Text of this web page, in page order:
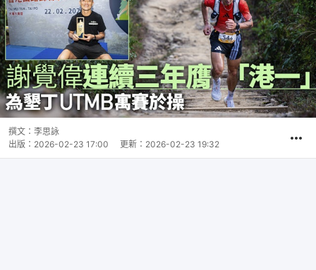
撰文： 李思詠
出版： 2026-02-23 17:00 更新： 2026-02-23 19:32